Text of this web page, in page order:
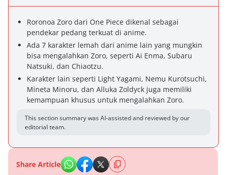
Roronoa Zoro dari One Piece dikenal sebagai
pendekar pedang terkuat di anime.
Ada 7 karakter lemah dari anime lain yang mungkin
bisa mengalahkan Zoro, seperti Ai Enma, Subaru
Natsuki, dan Chiaotzu.
Karakter lain seperti Light Yagami, Nemu Kurotsuchi,
Mineta Minoru, dan Alluka Zoldyck juga memiliki
kemampuan khusus untuk mengalahkan Zoro.
This section summary was AI-assisted and reviewed by our
editorial team.
Share Article